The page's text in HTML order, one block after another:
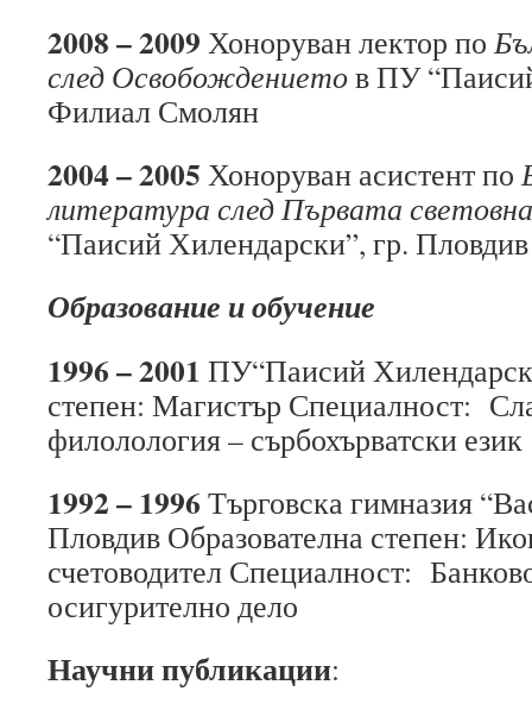
2008–2009 Хоноруван лектор по
след Освобождениетов ПУ
Филиал Смолян
2004–2005 Хоноруван асистент по
литература след Първата
“Паисий Хилендарски”, гр. Пловдив
Образование и обучение
1996 – 2001 ПУ“Паисий
степен: Магистър Специалност:
филолология – сърбохърватски език
1992 – 1996 Търговска гимназия
Пловдив Образователна степен:
счетоводител Специалност:
осигурително дело
Научни публикации: